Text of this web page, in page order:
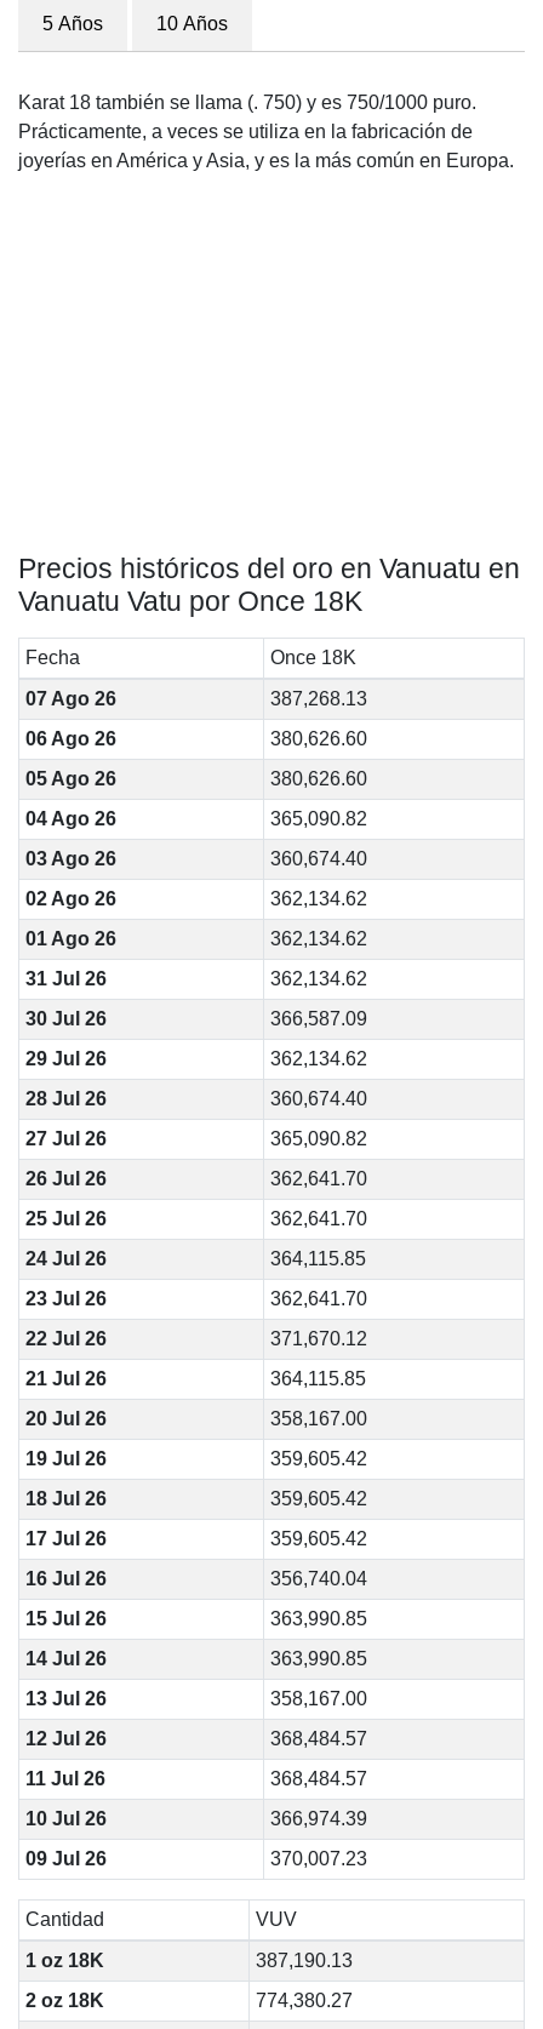
5 Años 10 Años
Karat 18 también se llama (. 750) y es 750/1000 puro.
Prácticamente, a veces se utiliza en la fabricación de
joyerías en América y Asia, y es la más común en Europa.
Precios históricos del oro en Vanuatu en
Vanuatu Vatu por Once 18K
Fecha
Once 18K
07 Ago 26
387,268.13
06 Ago 26
380,626.60
05 Ago 26
380,626.60
04 Ago 26
365,090.82
03 Ago 26
360,674.40
02 Ago 26
362,134.62
01 Ago 26
362,134.62
31 Jul 26
362,134.62
30 Jul 26
366,587.09
29 Jul 26
362,134.62
28 Jul 26
360,674.40
27 Jul 26
365,090.82
26 Jul 26
362,641.70
25 Jul 26
362,641.70
24 Jul 26
364,115.85
23 Jul 26
362,641.70
22 Jul 26
371,670.12
21 Jul 26
364,115.85
20 Jul 26
358,167.00
19 Jul 26
359,605.42
18 Jul 26
359,605.42
17 Jul 26
359,605.42
16 Jul 26
356,740.04
15 Jul 26
363,990.85
14 Jul 26
363,990.85
13 Jul 26
358,167.00
12 Jul 26
368,484.57
11 Jul 26
368,484.57
10 Jul 26
366,974.39
09 Jul 26
370,007.23
Cantidad
VUV
1 oz 18K
387,190.13
2 oz 18K
774,380.27